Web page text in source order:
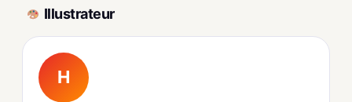
Illustrateur
H